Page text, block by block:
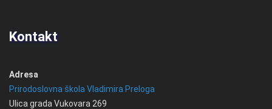
Kontakt
Adresa
Prirodoslovna škola Vladimira Preloga
Ulica grada Vukovara 269